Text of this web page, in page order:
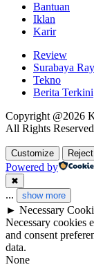
Bantuan
Iklan
Karir
Review
Surabaya
Tekno
Berita Terkini
Copyright @2026
All Rights Reserved
Customize Reject
Powered by
✖
... show more
► Necessary
Necessary cookies
and consent
data.
None